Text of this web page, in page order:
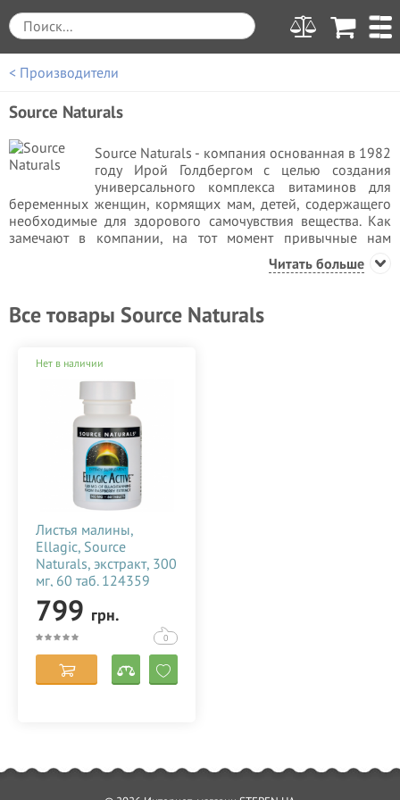
< Производители
Source Naturals
Source Naturals - компания основанная в 1982
году Ирой Голдбергом с целью создания
универсального комплекса витаминов для
беременных женщин, кормящих мам, детей, содержащего
необходимые для здорового самочувствия вещества. Как
замечают в компании, на тот момент привычные нам
комплекса "Wellness Formula", ставшего самым популярным
в США продуктом для поддержания иммунитета.
продуктов. Развитию компании помогает план "Source
Naturals Strategy for Wellness", представляющий собой
обучающие материалы по уходу за собственным
здоровьем, без обращения в медицинские учреждения.
Основным лейтмотивом в рекламе бренда является фраза
"Wellness Revolution", подразумевающая стремительный
рост числа людей, которые занимаются своим здоровьем,
что является современной революцией в жизни
Бренд популярен в США и часто встречается в аптеках и
супермаркетах. В 2008 году логотип компании вызвал
возмущение части жителей Флориды, что отразилось на
появлении протеста на сайте whyweprotest.net. Американцы
увидели в логотипе компании знаки Церкви Саентологии.
Слухи не были подтверждены и дискуссия завершилась в
2013 году, но внимание к ней было приковано вновь после
того как один из представителей Source Naturals появился
Создатель и руководитель компании Ира Голдберг является
Читать больше
Все товары Source Naturals
Нет в наличии
Листья малины,
Ellagic, Source
Naturals, экстракт, 300
мг, 60 таб. 124359
799 грн.
0